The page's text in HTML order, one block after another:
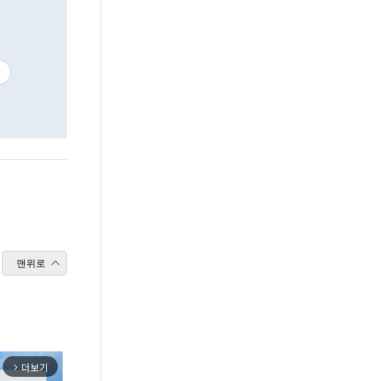
맨위로
arrow_forward_ios 더보기